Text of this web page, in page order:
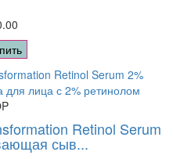
Retinol Serum
сыв...